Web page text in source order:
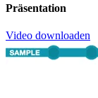
Präsentation
Video downloaden